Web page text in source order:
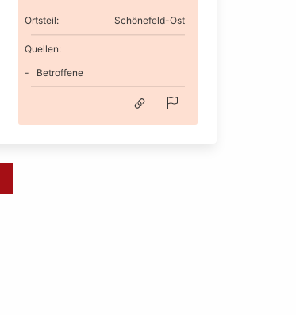
Ortsteil: Schönefeld-Ost
Quellen:
Betroffene